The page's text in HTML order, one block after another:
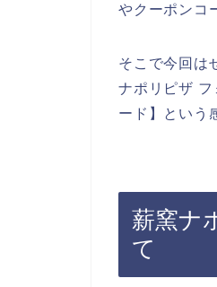
やクーポンコ
そこで今回は
ナポリピザ フ
ード】という
薪窯ナ
て